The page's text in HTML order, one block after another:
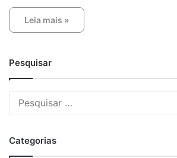
Leia mais »
Pesquisar
Categorias